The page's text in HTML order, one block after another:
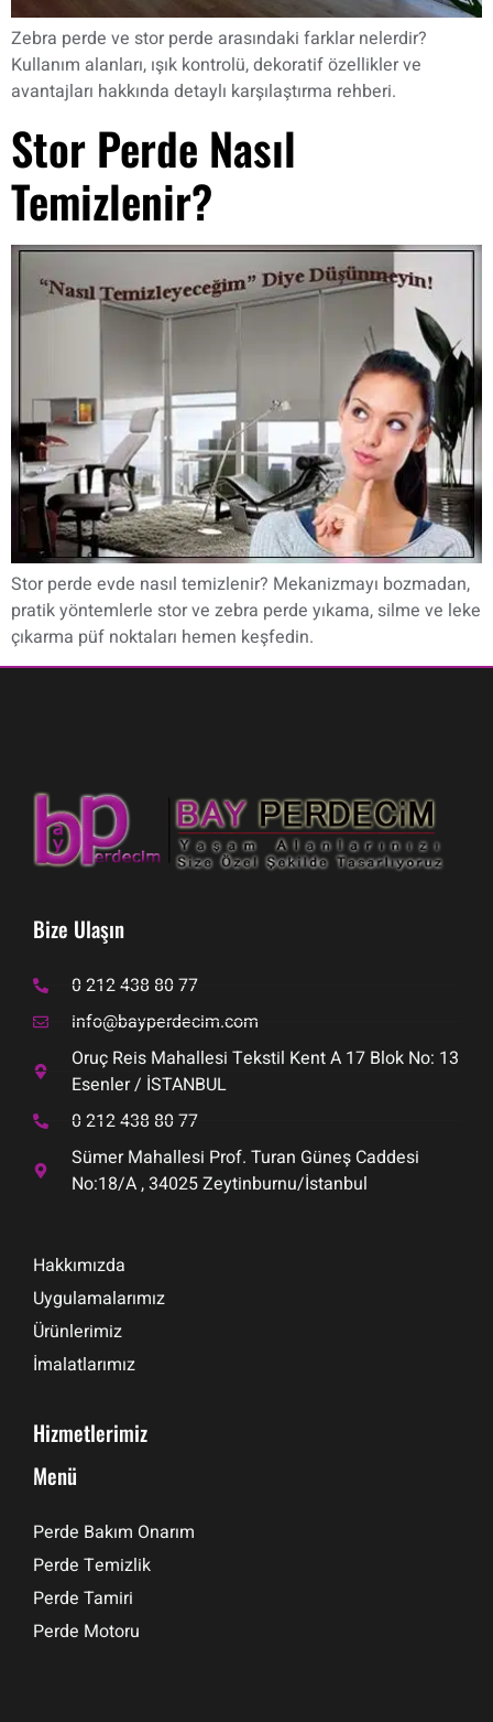
Zebra perde ve stor perde arasındaki farklar nelerdir?
Kullanım alanları, ışık kontrolü, dekoratif özellikler ve
avantajları hakkında detaylı karşılaştırma rehberi.
Stor Perde Nasıl
Temizlenir?
Stor perde evde nasıl temizlenir? Mekanizmayı bozmadan,
pratik yöntemlerle stor ve zebra perde yıkama, silme ve leke
çıkarma püf noktaları hemen keşfedin.
Bize Ulaşın
0 212 438 80 77
info@bayperdecim.com
Oruç Reis Mahallesi Tekstil Kent A 17 Blok No: 13
Esenler / İSTANBUL
0 212 438 80 77
Sümer Mahallesi Prof. Turan Güneş Caddesi
No:18/A , 34025 Zeytinburnu/İstanbul
Hakkımızda
Uygulamalarımız
Ürünlerimiz
İmalatlarımız
Hizmetlerimiz
Menü
Perde Bakım Onarım
Perde Temizlik
Perde Tamiri
Perde Motoru